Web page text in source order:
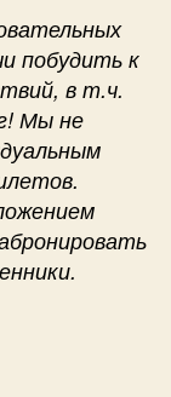
побудить к
в т.ч.
Мы не